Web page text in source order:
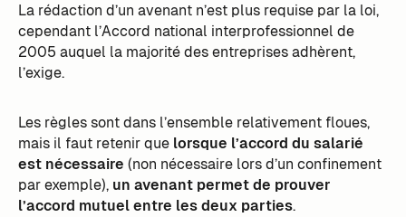
La rédaction d’un avenant n’est plus requise par la loi,
cependant l’Accord national interprofessionnel de
2005 auquel la majorité des entreprises adhèrent,
l’exige.
Les règles sont dans l’ensemble relativement floues,
mais il faut retenir que lorsque l’accord du salarié
est nécessaire (non nécessaire lors d’un confinement
par exemple), un avenant permet de prouver
l’accord mutuel entre les deux parties.